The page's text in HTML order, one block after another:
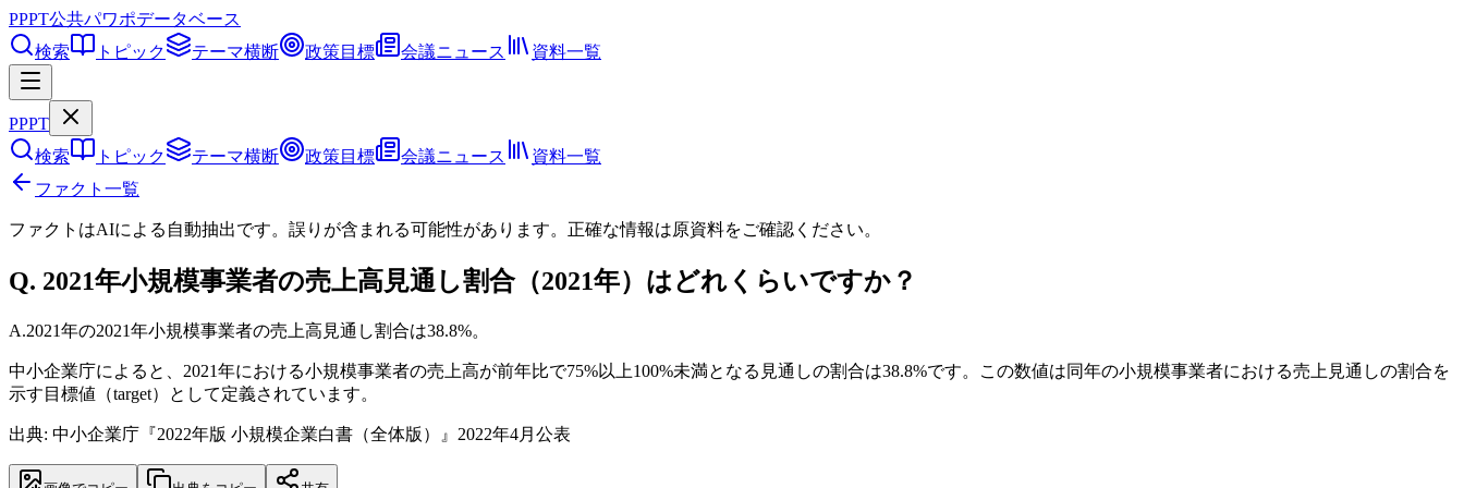
PPPT公共パワポデータベース
検索
トピック テーマ横断 政策目標 会議ニュース 資料一覧
PPPT
検索
トピック テーマ横断 政策目標 会議ニュース
資料一覧
ファクト一覧
ファクトはAIによる自動抽出です。誤りが含まれる可能性があります。正確な情報は原資料をご確認ください。
Q. 2021年小規模事業者の売上高見通し割合（2021年）はどれくらいですか？
A.2021年の2021年小規模事業者の売上高見通し割合は38.8%。
中小企業庁によると、2021年における小規模事業者の売上高が前年比で75%以上100%未満となる見通しの割合は38.8%です。この数値は同年の小規模事業者における売上見通しの割合を
示す目標値（target）として定義されています。
出典: 中小企業庁『2022年版 小規模企業白書（全体版）』2022年4月公表